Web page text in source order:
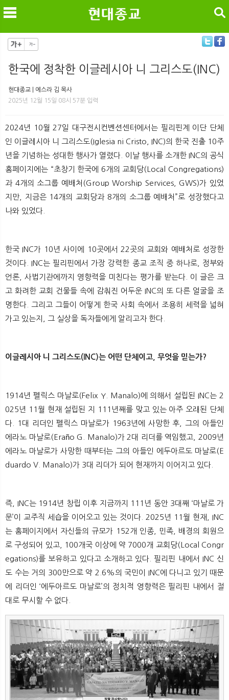
검색
한국에 정착한 이글레시아 니 그리스도(INC)
현대종교 | 에스라 김 목사
2025년 12월 15일 08시 57분 입력
2024년 10월 27일 대구전시컨벤션센터에서는 필리핀계 이단 단체
인 이글레시아 니 그리스도(Iglesia ni Cristo, INC)의 한국 진출 10주
년을 기념하는 성대한 행사가 열렸다. 이날 행사를 소개한 INC의 공식
홈페이지에는 “초창기 한국에 6개의 교회당(Local Congregations)
과 4개의 소그룹 예배처(Group Worship Services, GWS)가 있었
지만, 지금은 14개의 교회당과 8개의 소그룹 예배처”로 성장했다고
나와 있었다.
한국 INC가 10년 사이에 10곳에서 22곳의 교회와 예배처로 성장한
것이다. INC는 필리핀에서 가장 강력한 종교 조직 중 하나로, 정부와
언론, 사법기관에까지 영향력을 미친다는 평가를 받는다. 이 글은 크
고 화려한 교회 건물들 속에 감춰진 어두운 INC의 또 다른 얼굴을 조
명한다. 그리고 그들이 어떻게 한국 사회 속에서 조용히 세력을 넓혀
가고 있는지, 그 실상을 독자들에게 알리고자 한다.
이글레시아 니 그리스도(INC)는 어떤 단체이고, 무엇을 믿는가?
1914년 펠릭스 마날로(Felix Y. Manalo)에 의해서 설립된 INC는 2
025년 11월 현재 설립된 지 111년째를 맞고 있는 아주 오래된 단체
다. 1대 리더인 펠릭스 마날로가 1963년에 사망한 후, 그의 아들인
에라노 마날로(Eraño G. Manalo)가 2대 리더를 역임했고, 2009년
에라노 마날로가 사망한 때부터는 그의 아들인 에두아르도 마날로(E
duardo V. Manalo)가 3대 리더가 되어 현재까지 이어지고 있다.
즉, INC는 1914년 창립 이후 지금까지 111년 동안 3대째 ‘마날로 가
문’이 교주직 세습을 이어오고 있는 것이다. 2025년 11월 현재, INC
는 홈페이지에서 자신들의 규모가 152개 인종, 민족, 배경의 회원으
로 구성되어 있고, 100개국 이상에 약 7000개 교회당(Local Congr
egations)를 보유하고 있다고 소개하고 있다. 필리핀 내에서 INC 신
도 수는 거의 300만으로 약 2.6%의 국민이 INC에 다니고 있기 때문
에 리더인 ‘에두아르도 마날로’의 정치적 영향력은 필리핀 내에서 절
대로 무시할 수 없다.